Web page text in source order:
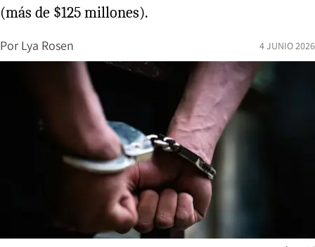
(más de $125 millones).
Por Lya Rosen 4 JUNIO 2026